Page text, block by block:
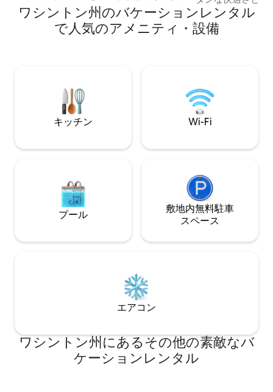
き火台のそばで、または壮大な周囲を囲
むデッキでホットバスに浸かり、屋外シ
ャワーを使い、バーベキューを楽しみな
豪華でモダンな山間部の空間もお楽しみ
ください！壮大な滝まで30秒、素晴らし
いハイキングコースまで2分、スティーブ
ンス・スキー・リゾートまで30分です。
Peak Cabin」も予約して、より多くの方
います。 杉の樽
り、近くの趣のあ
探索したりしまし
際空港、魅力的な
車ですぐです。
れられない休暇の
ださい！
ワシントン州のバケーションレンタル
で人気のアメニティ・設備
キッチン Wi-Fi
プール
敷地内無料駐⁠車
ス⁠ペ⁠ー⁠ス
エアコン
ワシントン州にあるその他の素敵なバ
ケーションレンタル